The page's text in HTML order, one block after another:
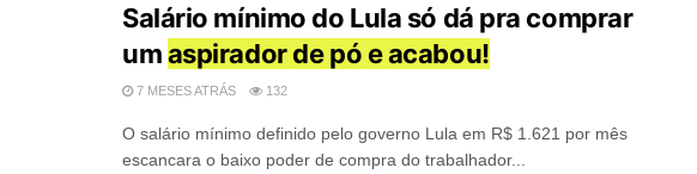
Salário mínimo do Lula só dá pra comprar
umaspirador de pó e acabou!
7 MESES ATRÁS 132
O salário mínimo definido pelo governo Lula em R$ 1.621 por mês
escancara o baixo poder de compra do trabalhador...